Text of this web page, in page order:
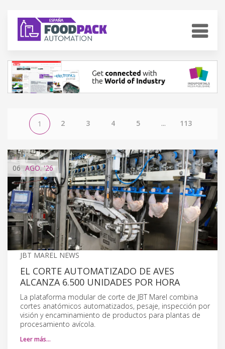
1 2 3 4 5 ... 113
06 AGO.'26
JBT MAREL NEWS
EL CORTE AUTOMATIZADO DE AVES
ALCANZA 6.500 UNIDADES POR HORA
La plataforma modular de corte de JBT Marel combina
cortes anatómicos automatizados, pesaje, inspección por
visión y encaminamiento de productos para plantas de
procesamiento avícola.
Leer más…